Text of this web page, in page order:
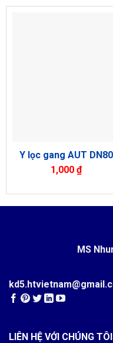
Y lọc gang AUT DN80
1,000 ₫
MS
LIÊN HỆ VỚI CHÚNG TÔI